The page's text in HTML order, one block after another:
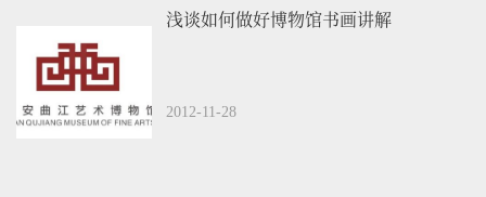
浅谈如何做好博物馆书画讲解
2012-11-28